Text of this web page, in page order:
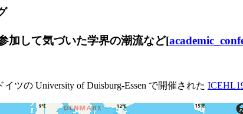
加して気づいた学界の潮流など[
ツの University of Duisburg-Essen で開催された